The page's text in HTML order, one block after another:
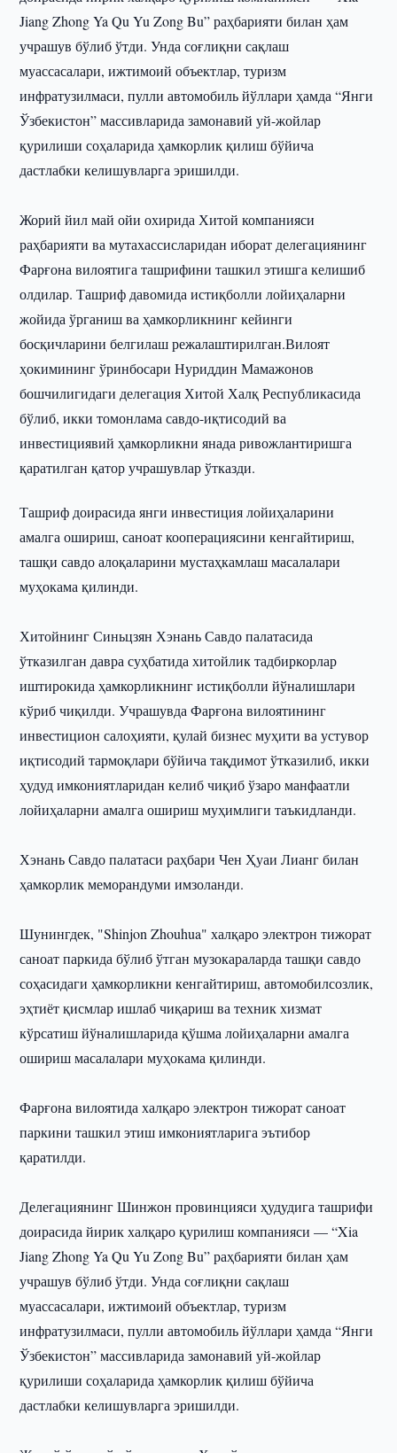
Jiang Zhong Ya Qu Yu Zong Bu” раҳбарияти билан ҳам
учрашув бўлиб ўтди. Унда соғлиқни сақлаш
муассасалари, ижтимоий объектлар, туризм
инфратузилмаси, пулли автомобиль йўллари ҳамда “Янги
Ўзбекистон” массивларида замонавий уй-жойлар
қурилиши соҳаларида ҳамкорлик қилиш бўйича
дастлабки келишувларга эришилди.
Жорий йил май ойи охирида Хитой компанияси
раҳбарияти ва мутахассисларидан иборат делегациянинг
Фарғона вилоятига ташрифини ташкил этишга келишиб
олдилар. Ташриф давомида истиқболли лойиҳаларни
жойида ўрганиш ва ҳамкорликнинг кейинги
босқичларини белгилаш режалаштирилган.Вилоят
ҳокимининг ўринбосари Нуриддин Мамажонов
бошчилигидаги делегация Хитой Халқ Республикасида
бўлиб, икки томонлама савдо-иқтисодий ва
инвестициявий ҳамкорликни янада ривожлантиришга
қаратилган қатор учрашувлар ўтказди.
Ташриф доирасида янги инвестиция лойиҳаларини
амалга ошириш, саноат кооперациясини кенгайтириш,
ташқи савдо алоқаларини мустаҳкамлаш масалалари
муҳокама қилинди.
Хитойнинг Синьцзян Хэнань Савдо палатасида
ўтказилган давра суҳбатида хитойлик тадбиркорлар
иштирокида ҳамкорликнинг истиқболли йўналишлари
кўриб чиқилди. Учрашувда Фарғона вилоятининг
инвестицион салоҳияти, қулай бизнес муҳити ва устувор
иқтисодий тармоқлари бўйича тақдимот ўтказилиб, икки
ҳудуд имкониятларидан келиб чиқиб ўзаро манфаатли
лойиҳаларни амалга ошириш муҳимлиги таъкидланди.
Хэнань Савдо палатаси раҳбари Чен Ҳуаи Лианг билан
ҳамкорлик меморандуми имзоланди.
Шунингдек, "Shinjon Zhouhua" халқаро электрон тижорат
саноат паркида бўлиб ўтган музокараларда ташқи савдо
соҳасидаги ҳамкорликни кенгайтириш, автомобилсозлик,
эҳтиёт қисмлар ишлаб чиқариш ва техник хизмат
кўрсатиш йўналишларида қўшма лойиҳаларни амалга
ошириш масалалари муҳокама қилинди.
Фарғона вилоятида халқаро электрон тижорат саноат
паркини ташкил этиш имкониятларига эътибор
қаратилди.
Делегациянинг Шинжон провинцияси ҳудудига ташрифи
доирасида йирик халқаро қурилиш компанияси — “Xia
Jiang Zhong Ya Qu Yu Zong Bu” раҳбарияти билан ҳам
учрашув бўлиб ўтди. Унда соғлиқни сақлаш
муассасалари, ижтимоий объектлар, туризм
инфратузилмаси, пулли автомобиль йўллари ҳамда “Янги
Ўзбекистон” массивларида замонавий уй-жойлар
қурилиши соҳаларида ҳамкорлик қилиш бўйича
дастлабки келишувларга эришилди.